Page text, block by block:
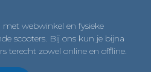
webwinkel en fysieke
scooters. Bij ons kun je bijna
terecht zowel online en offline.